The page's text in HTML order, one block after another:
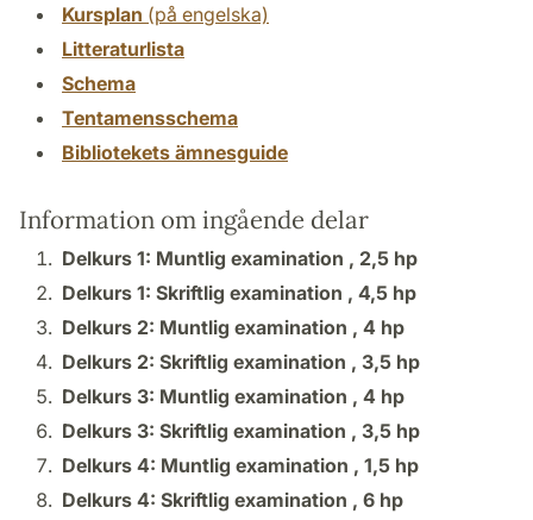
Kursplan (på engelska)
Litteraturlista
Schema
Tentamensschema
Bibliotekets ämnesguide
Information om ingående delar
Delkurs 1: Muntlig examination , 2,5 hp
Delkurs 1: Skriftlig examination , 4,5 hp
Delkurs 2: Muntlig examination , 4 hp
Delkurs 2: Skriftlig examination , 3,5 hp
Delkurs 3: Muntlig examination , 4 hp
Delkurs 3: Skriftlig examination , 3,5 hp
Delkurs 4: Muntlig examination , 1,5 hp
Delkurs 4: Skriftlig examination , 6 hp